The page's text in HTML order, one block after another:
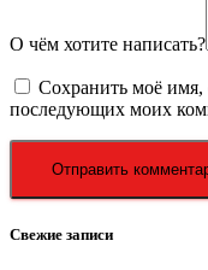
О чём хотите написать?
Сохранить моё имя,
последующих моих
Свежие записи